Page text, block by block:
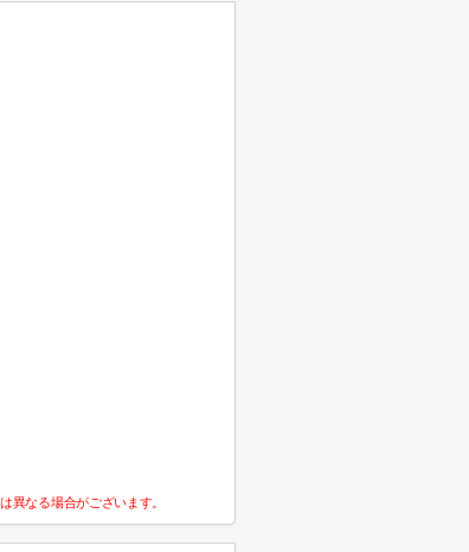
異なる場合がございます。